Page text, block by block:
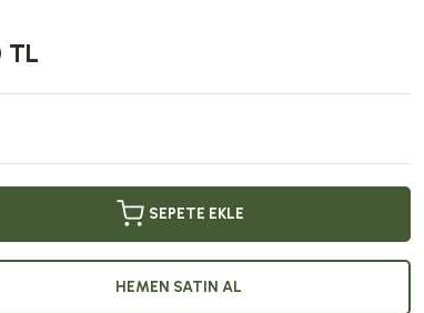
TL
SEPETE EKLE
HEMEN SATIN AL